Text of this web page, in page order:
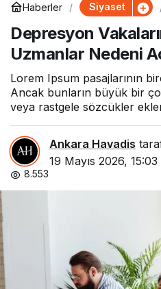
Haberler Siyaset
Depresyon
Uzmanlar Nedeni
Lorem Ipsum pasajlarının
Ancak bunların büyük bir
veya rastgele sözcükler
Ankara Havadis
19 Mayıs 2026, 15:03
8.553